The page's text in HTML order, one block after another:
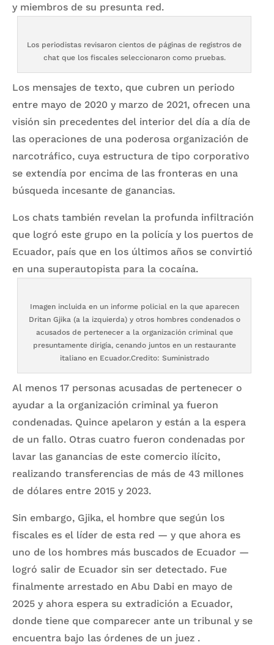
y miembros de su presunta red.
Los periodistas revisaron cientos de páginas de registros de
chat que los fiscales seleccionaron como pruebas.
Los mensajes de texto, que cubren un periodo
entre mayo de 2020 y marzo de 2021, ofrecen una
visión sin precedentes del interior del día a día de
las operaciones de una poderosa organización de
narcotráfico, cuya estructura de tipo corporativo
se extendía por encima de las fronteras en una
búsqueda incesante de ganancias.
Los chats también revelan la profunda infiltración
que logró este grupo en la policía y los puertos de
Ecuador, país que en los últimos años se convirtió
en una superautopista para la cocaína.
Imagen incluida en un informe policial en la que aparecen
Dritan Gjika (a la izquierda) y otros hombres condenados o
acusados de pertenecer a la organización criminal que
presuntamente dirigía, cenando juntos en un restaurante
italiano en Ecuador.Credito: Suministrado
Al menos 17 personas acusadas de pertenecer o
ayudar a la organización criminal ya fueron
condenadas. Quince apelaron y están a la espera
de un fallo. Otras cuatro fueron condenadas por
lavar las ganancias de este comercio ilícito,
realizando transferencias de más de 43 millones
de dólares entre 2015 y 2023.
Sin embargo, Gjika, el hombre que según los
fiscales es el líder de esta red — y que ahora es
uno de los hombres más buscados de Ecuador —
logró salir de Ecuador sin ser detectado. Fue
finalmente arrestado en Abu Dabi en mayo de
2025 y ahora espera su extradición a Ecuador,
donde tiene que comparecer ante un tribunal y se
encuentra bajo las órdenes de un juez .